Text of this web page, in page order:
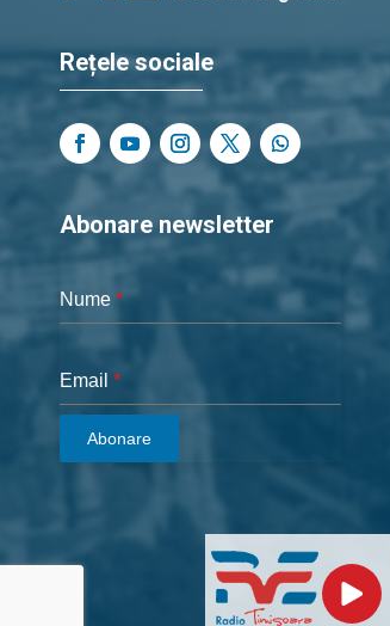
Rețele sociale
Abonare newsletter
Nume *
Email *
Abonare